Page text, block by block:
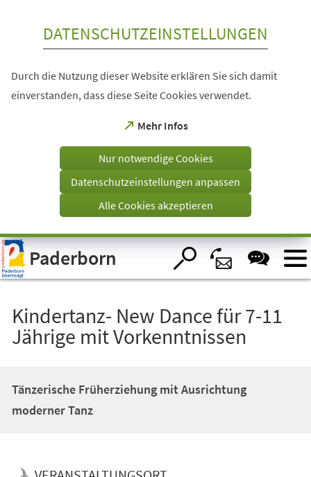
Visuelle
Assistenzsoftware
öffnen.
DATENSCHUTZEINSTELLUNGEN
Durch die Nutzung dieser Website erklären Sie sich damit
einverstanden, dass diese Seite Cookies verwendet.
Mehr Infos
(Öffnet
einem
Tab)
Nur notwendige Cookies
Datenschutzeinstellungen anpassen
Alle Cookies akzeptieren
Paderborn
Kindertanz- New Dance für 7-11
Jährige mit Vorkenntnissen
Tänzerische Früherziehung mit Ausrichtung
moderner Tanz